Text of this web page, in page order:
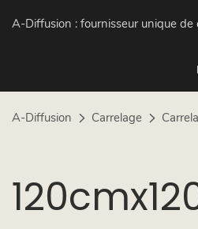
A-Diffusion : fournisseur unique
A-Diffusion Carrelage